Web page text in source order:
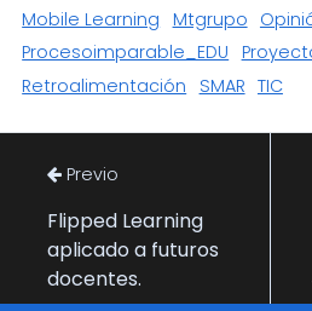
Mobile Learning
Mtgrupo
Procesoimparable_EDU
Retroalimentación
SMAR TIC
Previo
Flipped Learning
aplicado a futuros
docentes.